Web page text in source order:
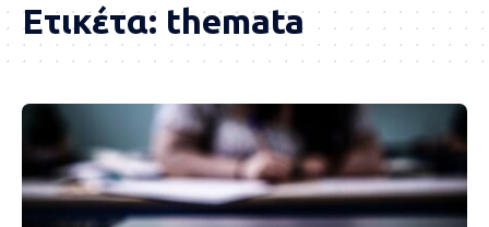
Ετικέτα: themata